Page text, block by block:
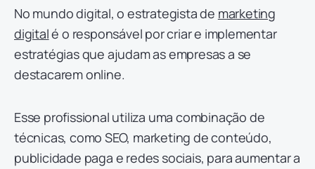
No mundo digital, o estrategista de marketing
digitalé o responsável por criar e implementar
estratégias que ajudam as empresas a se
destacarem online.
Esse profissional utiliza uma combinação de
técnicas, como SEO, marketing de conteúdo,
publicidade paga e redes sociais, para aumentar a